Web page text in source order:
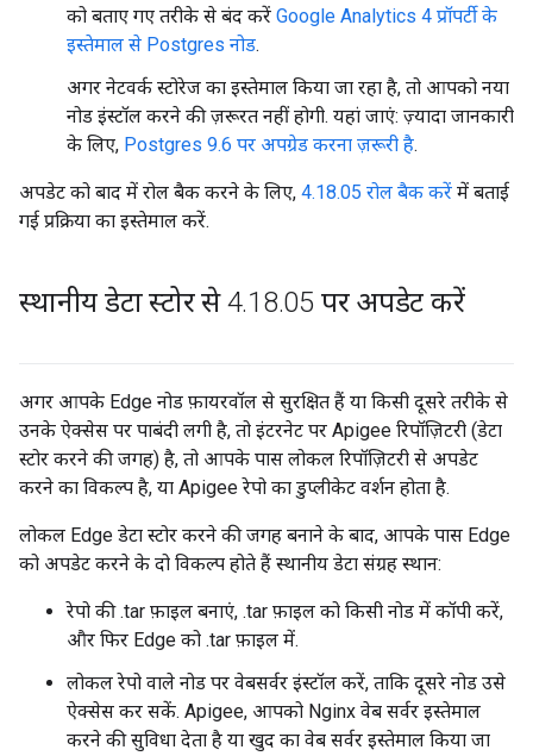
को बताए गए तरीके से बंद करें Google Analytics 4 प्रॉपर्टी के
इस्तेमाल से Postgres नोड.
अगर नेटवर्क स्टोरेज का इस्तेमाल किया जा रहा है, तो आपको नया
नोड इंस्टॉल करने की ज़रूरत नहीं होगी. यहां जाएं: ज़्यादा जानकारी
के लिए, Postgres 9.6 पर अपग्रेड करना ज़रूरी है.
अपडेट को बाद में रोल बैक करने के लिए, 4.18.05 रोल बैक करें में बताई
गई प्रक्रिया का इस्तेमाल करें.
स्थानीय डेटा स्टोर से 4.18.05 पर अपडेट करें
अगर आपके Edge नोड फ़ायरवॉल से सुरक्षित हैं या किसी दूसरे तरीके से
उनके ऐक्सेस पर पाबंदी लगी है, तो इंटरनेट पर Apigee रिपॉज़िटरी (डेटा
स्टोर करने की जगह) है, तो आपके पास लोकल रिपॉज़िटरी से अपडेट
करने का विकल्प है, या Apigee रेपो का डुप्लीकेट वर्शन होता है.
लोकल Edge डेटा स्टोर करने की जगह बनाने के बाद, आपके पास Edge
को अपडेट करने के दो विकल्प होते हैं स्थानीय डेटा संग्रह स्थान:
रेपो की .tar फ़ाइल बनाएं, .tar फ़ाइल को किसी नोड में कॉपी करें,
और फिर Edge को .tar फ़ाइल में.
लोकल रेपो वाले नोड पर वेबसर्वर इंस्टॉल करें, ताकि दूसरे नोड उसे
ऐक्सेस कर सकें. Apigee, आपको Nginx वेब सर्वर इस्तेमाल
करने की सुविधा देता है या खुद का वेब सर्वर इस्तेमाल किया जा